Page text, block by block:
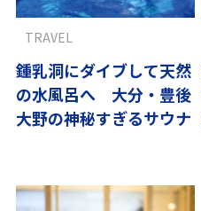
鍾乳洞にダイブして天然
の水風呂へ 大分・豊後
大野の神秘すぎるサウナ
TRAVEL